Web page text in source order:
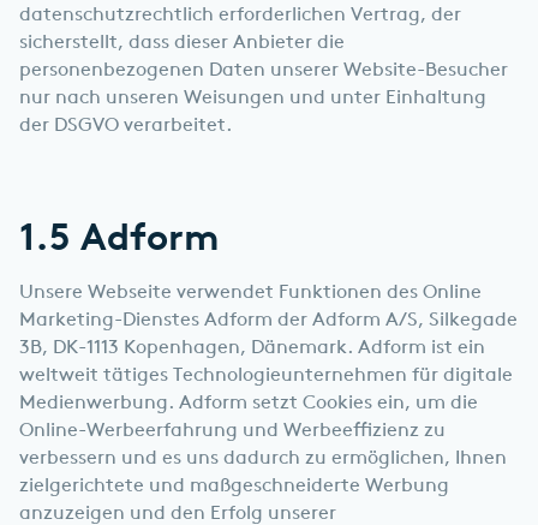
datenschutzrechtlich erforderlichen Vertrag, der
sicherstellt, dass dieser Anbieter die
personenbezogenen Daten unserer Website-Besucher
nur nach unseren Weisungen und unter Einhaltung
der DSGVO verarbeitet.
1.5 Adform
Unsere Webseite verwendet Funktionen des Online
Marketing-Dienstes Adform der Adform A/S, Silkegade
3B, DK-1113 Kopenhagen, Dänemark. Adform ist ein
weltweit tätiges Technologieunternehmen für digitale
Medienwerbung. Adform setzt Cookies ein, um die
Online-Werbeerfahrung und Werbeeffizienz zu
verbessern und es uns dadurch zu ermöglichen, Ihnen
zielgerichtete und maßgeschneiderte Werbung
anzuzeigen und den Erfolg unserer